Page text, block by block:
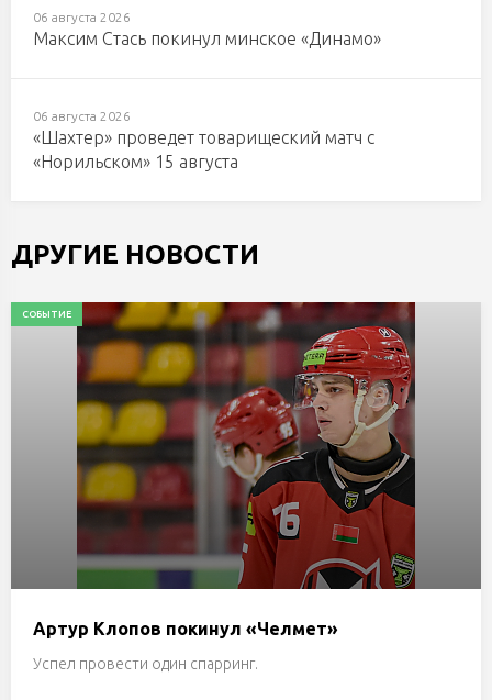
06 августа 2026
Максим Стась покинул минское «Динамо»
06 августа 2026
«Шахтер» проведет товарищеский матч с
«Норильском» 15 августа
ДРУГИЕ НОВОСТИ
СОБЫТИЕ
Артур Клопов покинул «Челмет»
Успел провести один спарринг.